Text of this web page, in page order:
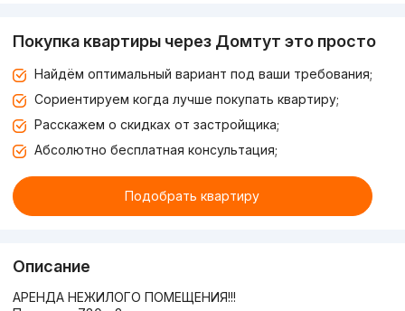
Покупка квартиры через Домтут это просто
Найдём оптимальный вариант под ваши требования;
Сориентируем когда лучше покупать квартиру;
Расскажем о скидках от застройщика;
Абсолютно бесплатная консультация;
Подобрать квартиру
Описание
АРЕНДА НЕЖИЛОГО ПОМЕЩЕНИЯ!!!